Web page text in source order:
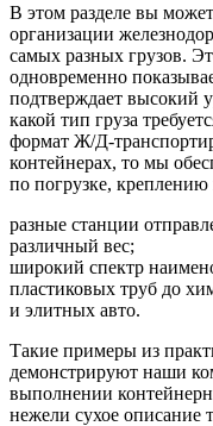
В этом разделе вы
организации
самых разных грузов.
одновременно
подтверждает высокий
какой тип груза
формат Ж/Д-
контейнерах, то мы
по погрузке, креплению
разные станции
различный вес;
широкий спектр
пластиковых труб до
и элитных авто.
Такие примеры из
демонстрируют наши
выполнении
нежели сухое описание